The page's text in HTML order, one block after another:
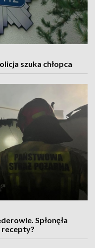
szuka chłopca
Spłonęła
recepty?